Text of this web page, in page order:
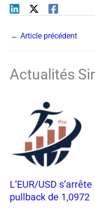
← Article précédent
Actualités
L’EUR/USD
pullback de 1,0972